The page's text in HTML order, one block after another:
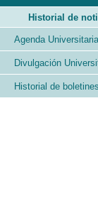
Historial de
Agenda Universitaria
Divulgación
Historial de boletines